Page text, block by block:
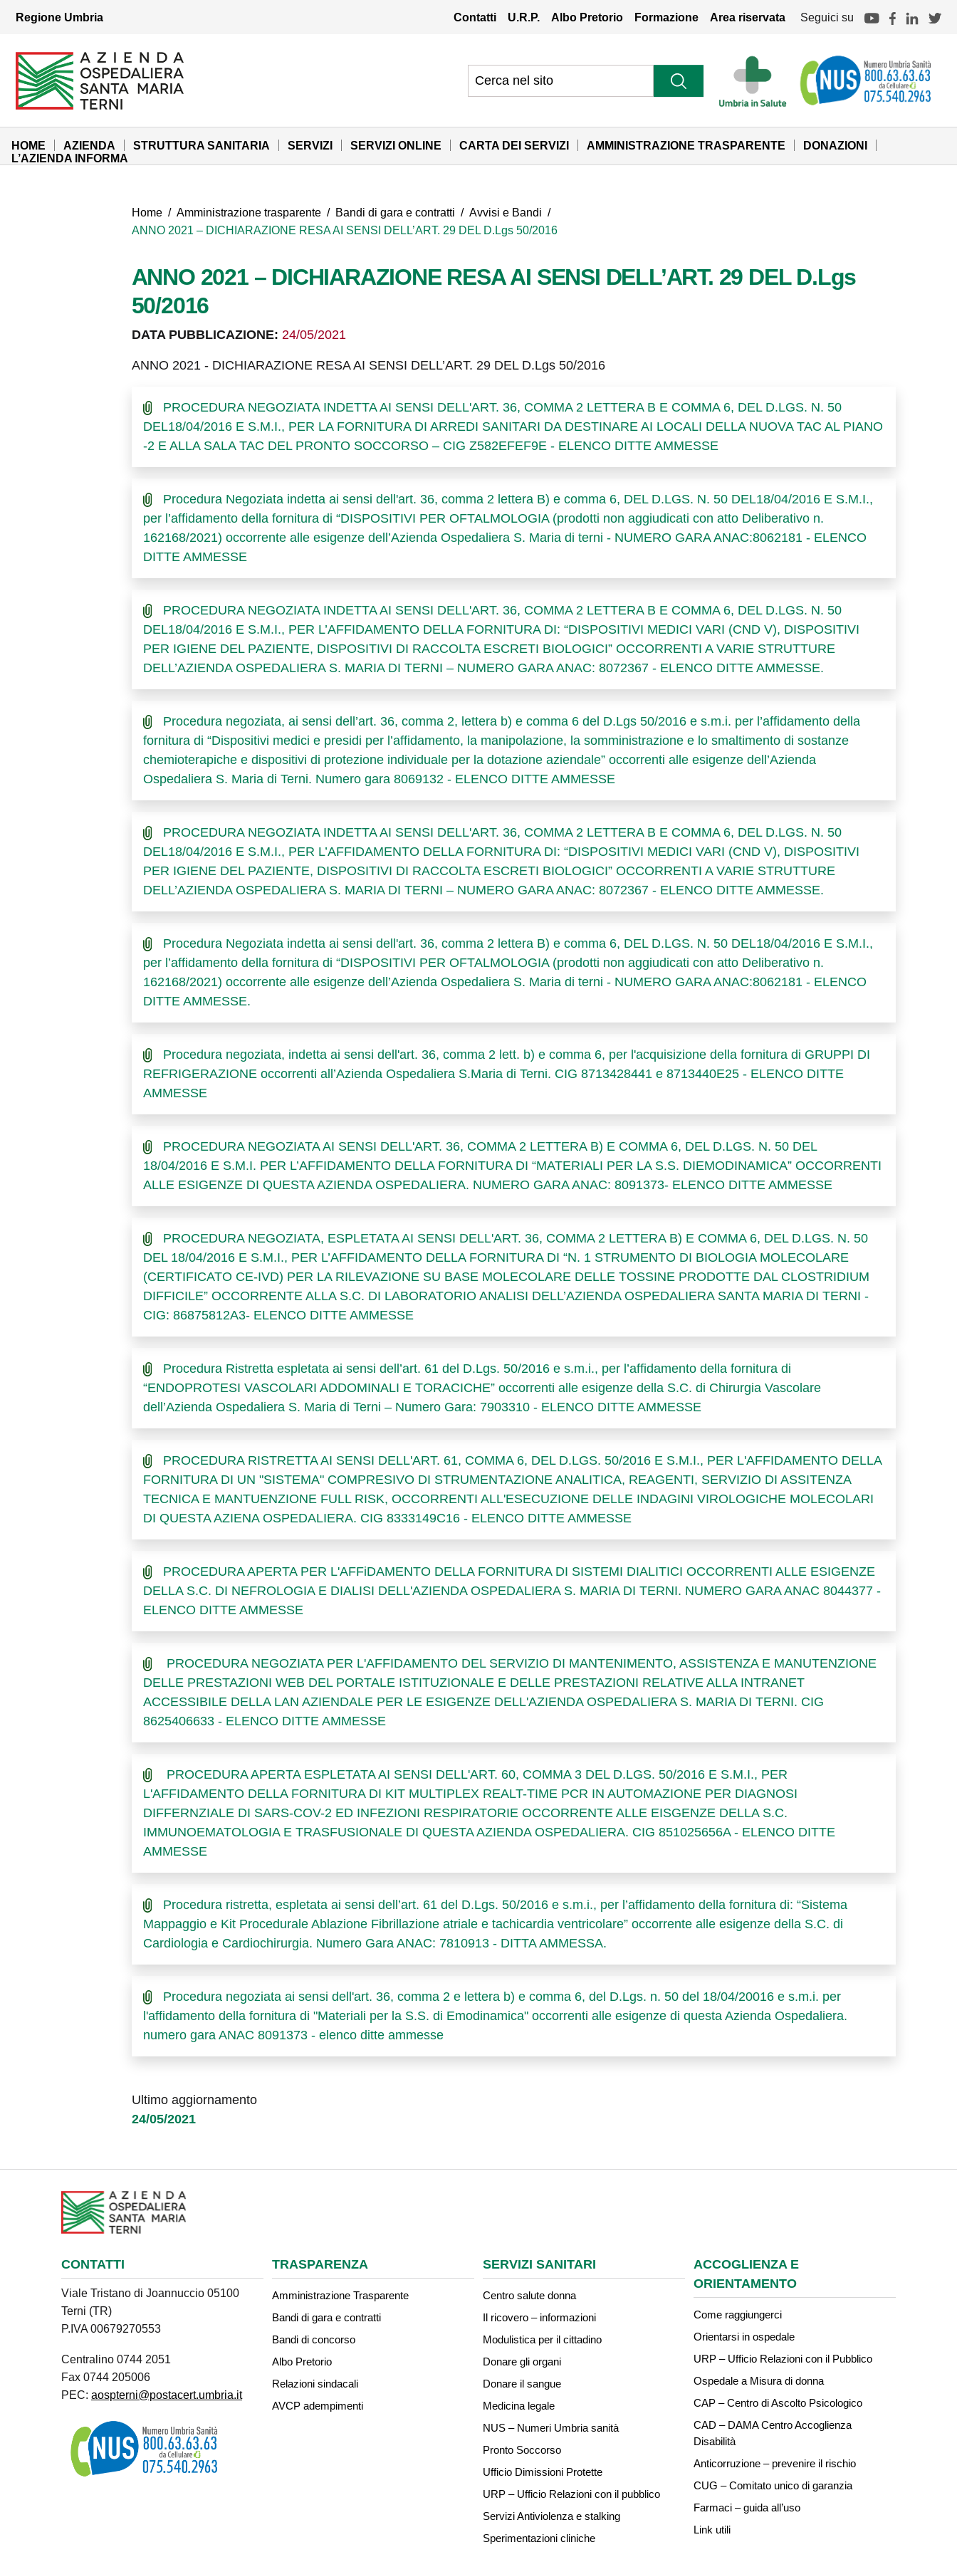
Vai al menu di navigazione
Regione Umbria Contatti U.R.P. Albo Pretorio Formazione Area riservata Seguici su
Azienda Ospedaliera Santa Maria di Terni
Sito Istituzionale
HOME AZIENDA STRUTTURA SANITARIA SERVIZI SERVIZI ONLINE CARTA DEI SERVIZI AMMINISTRAZIONE TRASPARENTE
DONAZIONI
L’AZIENDA INFORMA
Home / Amministrazione trasparente / Bandi di gara e contratti / Avvisi e Bandi /
ANNO 2021 – DICHIARAZIONE RESA AI SENSI DELL’ART. 29 DEL D.Lgs 50/2016
ANNO 2021 – DICHIARAZIONE RESA AI SENSI DELL’ART. 29 DEL D.Lgs
50/2016
DATA PUBBLICAZIONE: 24/05/2021
ANNO 2021 - DICHIARAZIONE RESA AI SENSI DELL’ART. 29 DEL D.Lgs 50/2016
PROCEDURA NEGOZIATA INDETTA AI SENSI DELL'ART. 36, COMMA 2 LETTERA B E COMMA 6, DEL D.LGS. N. 50
DEL18/04/2016 E S.M.I., PER LA FORNITURA DI ARREDI SANITARI DA DESTINARE AI LOCALI DELLA NUOVA TAC AL PIANO
-2 E ALLA SALA TAC DEL PRONTO SOCCORSO – CIG Z582EFEF9E - ELENCO DITTE AMMESSE
Procedura Negoziata indetta ai sensi dell'art. 36, comma 2 lettera B) e comma 6, DEL D.LGS. N. 50 DEL18/04/2016 E S.M.I.,
per l’affidamento della fornitura di “DISPOSITIVI PER OFTALMOLOGIA (prodotti non aggiudicati con atto Deliberativo n.
162168/2021) occorrente alle esigenze dell’Azienda Ospedaliera S. Maria di terni - NUMERO GARA ANAC:8062181 - ELENCO
DITTE AMMESSE
PROCEDURA NEGOZIATA INDETTA AI SENSI DELL'ART. 36, COMMA 2 LETTERA B E COMMA 6, DEL D.LGS. N. 50
DEL18/04/2016 E S.M.I., PER L’AFFIDAMENTO DELLA FORNITURA DI: “DISPOSITIVI MEDICI VARI (CND V), DISPOSITIVI
PER IGIENE DEL PAZIENTE, DISPOSITIVI DI RACCOLTA ESCRETI BIOLOGICI” OCCORRENTI A VARIE STRUTTURE
DELL’AZIENDA OSPEDALIERA S. MARIA DI TERNI – NUMERO GARA ANAC: 8072367 - ELENCO DITTE AMMESSE.
Procedura negoziata, ai sensi dell’art. 36, comma 2, lettera b) e comma 6 del D.Lgs 50/2016 e s.m.i. per l’affidamento della
fornitura di “Dispositivi medici e presidi per l’affidamento, la manipolazione, la somministrazione e lo smaltimento di sostanze
chemioterapiche e dispositivi di protezione individuale per la dotazione aziendale” occorrenti alle esigenze dell’Azienda
Ospedaliera S. Maria di Terni. Numero gara 8069132 - ELENCO DITTE AMMESSE
PROCEDURA NEGOZIATA INDETTA AI SENSI DELL'ART. 36, COMMA 2 LETTERA B E COMMA 6, DEL D.LGS. N. 50
DEL18/04/2016 E S.M.I., PER L’AFFIDAMENTO DELLA FORNITURA DI: “DISPOSITIVI MEDICI VARI (CND V), DISPOSITIVI
PER IGIENE DEL PAZIENTE, DISPOSITIVI DI RACCOLTA ESCRETI BIOLOGICI” OCCORRENTI A VARIE STRUTTURE
DELL’AZIENDA OSPEDALIERA S. MARIA DI TERNI – NUMERO GARA ANAC: 8072367 - ELENCO DITTE AMMESSE.
Procedura Negoziata indetta ai sensi dell'art. 36, comma 2 lettera B) e comma 6, DEL D.LGS. N. 50 DEL18/04/2016 E S.M.I.,
per l’affidamento della fornitura di “DISPOSITIVI PER OFTALMOLOGIA (prodotti non aggiudicati con atto Deliberativo n.
162168/2021) occorrente alle esigenze dell’Azienda Ospedaliera S. Maria di terni - NUMERO GARA ANAC:8062181 - ELENCO
DITTE AMMESSE.
Procedura negoziata, indetta ai sensi dell'art. 36, comma 2 lett. b) e comma 6, per l'acquisizione della fornitura di GRUPPI DI
REFRIGERAZIONE occorrenti all’Azienda Ospedaliera S.Maria di Terni. CIG 8713428441 e 8713440E25 - ELENCO DITTE
AMMESSE
PROCEDURA NEGOZIATA AI SENSI DELL'ART. 36, COMMA 2 LETTERA B) E COMMA 6, DEL D.LGS. N. 50 DEL
18/04/2016 E S.M.I. PER L’AFFIDAMENTO DELLA FORNITURA DI “MATERIALI PER LA S.S. DIEMODINAMICA” OCCORRENTI
ALLE ESIGENZE DI QUESTA AZIENDA OSPEDALIERA. NUMERO GARA ANAC: 8091373- ELENCO DITTE AMMESSE
PROCEDURA NEGOZIATA, ESPLETATA AI SENSI DELL'ART. 36, COMMA 2 LETTERA B) E COMMA 6, DEL D.LGS. N. 50
DEL 18/04/2016 E S.M.I., PER L’AFFIDAMENTO DELLA FORNITURA DI “N. 1 STRUMENTO DI BIOLOGIA MOLECOLARE
(CERTIFICATO CE-IVD) PER LA RILEVAZIONE SU BASE MOLECOLARE DELLE TOSSINE PRODOTTE DAL CLOSTRIDIUM
DIFFICILE” OCCORRENTE ALLA S.C. DI LABORATORIO ANALISI DELL’AZIENDA OSPEDALIERA SANTA MARIA DI TERNI -
CIG: 86875812A3- ELENCO DITTE AMMESSE
Procedura Ristretta espletata ai sensi dell’art. 61 del D.Lgs. 50/2016 e s.m.i., per l’affidamento della fornitura di
“ENDOPROTESI VASCOLARI ADDOMINALI E TORACICHE” occorrenti alle esigenze della S.C. di Chirurgia Vascolare
dell’Azienda Ospedaliera S. Maria di Terni – Numero Gara: 7903310 - ELENCO DITTE AMMESSE
PROCEDURA RISTRETTA AI SENSI DELL'ART. 61, COMMA 6, DEL D.LGS. 50/2016 E S.M.I., PER L'AFFIDAMENTO DELLA
FORNITURA DI UN "SISTEMA" COMPRESIVO DI STRUMENTAZIONE ANALITICA, REAGENTI, SERVIZIO DI ASSITENZA
TECNICA E MANTUENZIONE FULL RISK, OCCORRENTI ALL'ESECUZIONE DELLE INDAGINI VIROLOGICHE MOLECOLARI
DI QUESTA AZIENA OSPEDALIERA. CIG 8333149C16 - ELENCO DITTE AMMESSE
PROCEDURA APERTA PER L'AFFiDAMENTO DELLA FORNITURA DI SISTEMI DIALITICI OCCORRENTI ALLE ESIGENZE
DELLA S.C. DI NEFROLOGIA E DIALISI DELL'AZIENDA OSPEDALIERA S. MARIA DI TERNI. NUMERO GARA ANAC 8044377 -
ELENCO DITTE AMMESSE
PROCEDURA NEGOZIATA PER L'AFFIDAMENTO DEL SERVIZIO DI MANTENIMENTO, ASSISTENZA E MANUTENZIONE
DELLE PRESTAZIONI WEB DEL PORTALE ISTITUZIONALE E DELLE PRESTAZIONI RELATIVE ALLA INTRANET
ACCESSIBILE DELLA LAN AZIENDALE PER LE ESIGENZE DELL'AZIENDA OSPEDALIERA S. MARIA DI TERNI. CIG
8625406633 - ELENCO DITTE AMMESSE
PROCEDURA APERTA ESPLETATA AI SENSI DELL'ART. 60, COMMA 3 DEL D.LGS. 50/2016 E S.M.I., PER
L'AFFIDAMENTO DELLA FORNITURA DI KIT MULTIPLEX REALT-TIME PCR IN AUTOMAZIONE PER DIAGNOSI
DIFFERNZIALE DI SARS-COV-2 ED INFEZIONI RESPIRATORIE OCCORRENTE ALLE EISGENZE DELLA S.C.
IMMUNOEMATOLOGIA E TRASFUSIONALE DI QUESTA AZIENDA OSPEDALIERA. CIG 851025656A - ELENCO DITTE
AMMESSE
Procedura ristretta, espletata ai sensi dell’art. 61 del D.Lgs. 50/2016 e s.m.i., per l’affidamento della fornitura di: “Sistema
Mappaggio e Kit Procedurale Ablazione Fibrillazione atriale e tachicardia ventricolare” occorrente alle esigenze della S.C. di
Cardiologia e Cardiochirurgia. Numero Gara ANAC: 7810913 - DITTA AMMESSA.
Procedura negoziata ai sensi dell'art. 36, comma 2 e lettera b) e comma 6, del D.Lgs. n. 50 del 18/04/20016 e s.m.i. per
l'affidamento della fornitura di "Materiali per la S.S. di Emodinamica" occorrenti alle esigenze di questa Azienda Ospedaliera.
numero gara ANAC 8091373 - elenco ditte ammesse
Ultimo aggiornamento
24/05/2021
CONTATTI
Viale Tristano di Joannuccio 05100
Terni (TR)
P.IVA 00679270553
Centralino 0744 2051
Fax 0744 205006
PEC: aospterni@postacert.umbria.it
TRASPARENZA
Amministrazione Trasparente
Bandi di gara e contratti
Bandi di concorso
Albo Pretorio
Relazioni sindacali
AVCP adempimenti
SERVIZI SANITARI
Centro salute donna
Il ricovero – informazioni
Modulistica per il cittadino
Donare gli organi
Donare il sangue
Medicina legale
NUS – Numeri Umbria sanità
Pronto Soccorso
Ufficio Dimissioni Protette
URP – Ufficio Relazioni con il pubblico
Servizi Antiviolenza e stalking
Sperimentazioni cliniche
ACCOGLIENZA E
ORIENTAMENTO
Come raggiungerci
Orientarsi in ospedale
URP – Ufficio Relazioni con il Pubblico
Ospedale a Misura di donna
CAP – Centro di Ascolto Psicologico
CAD – DAMA Centro Accoglienza
Disabilità
Anticorruzione – prevenire il rischio
CUG – Comitato unico di garanzia
Farmaci – guida all’uso
Link utili